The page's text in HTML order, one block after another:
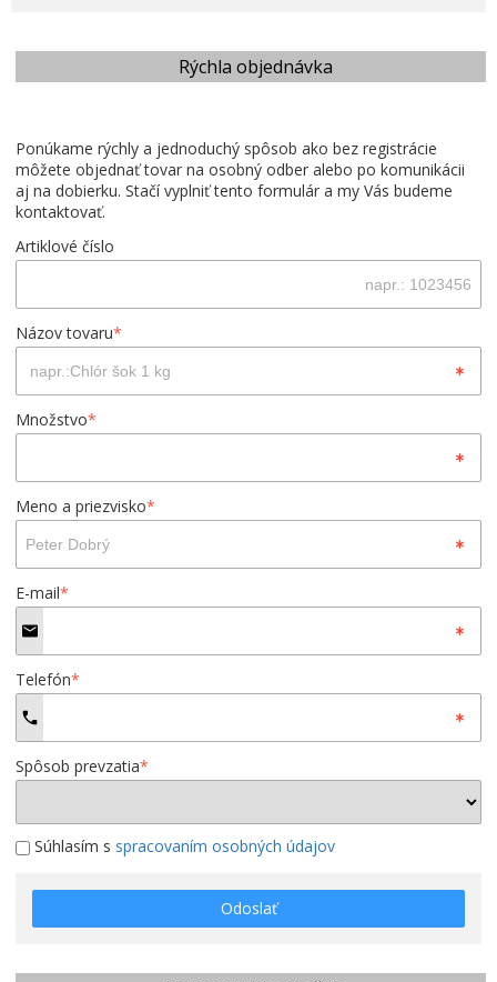
Rýchla objednávka
Ponúkame rýchly a jednoduchý spôsob ako bez registrácie
môžete objednať tovar na osobný odber alebo po komunikácii
aj na dobierku. Stačí vyplniť tento formulár a my Vás budeme
kontaktovať.
Artiklové číslo
Názov tovaru*
Množstvo*
Meno a priezvisko*
E-mail*
Telefón*
Spôsob prevzatia*
Súhlasím s spracovaním osobných údajov
Odoslať